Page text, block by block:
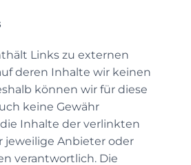
Links zu externen
deren Inhalte wir keinen
können wir für diese
keine Gewähr
Inhalte der verlinkten
jeweilige Anbieter oder
verantwortlich. Die